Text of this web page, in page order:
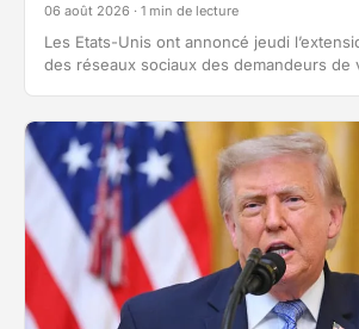
06 août 2026 · 1 min de lecture
Les Etats-Unis ont annoncé jeudi
des réseaux sociaux des demandeurs de